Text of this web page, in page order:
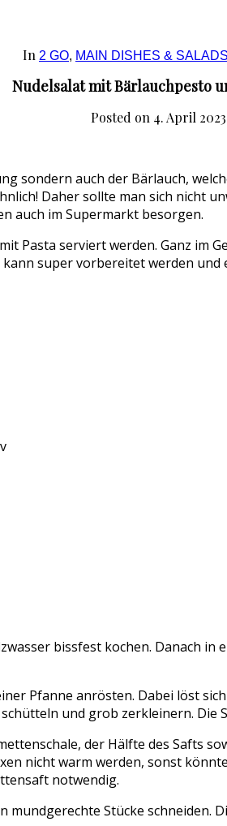
In 2 GO, MAIN DISHES & SALADS
Nudelsalat mit Bärlauchpesto
Posted on 4. April 2023
sondern auch der Bärlauch,
Daher sollte man sich nicht
auch im Supermarkt besorgen.
Pasta serviert werden. Ganz im
super vorbereitet werden
bissfest kochen. Danach
Pfanne anrösten. Dabei löst
und grob zerkleinern. Die
der Hälfte des Safts
nicht warm werden, sonst
notwendig.
Stücke schneiden.